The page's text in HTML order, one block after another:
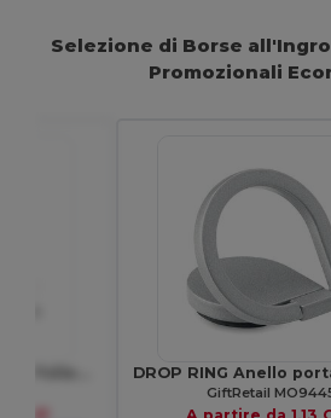
Selezione di Borse
Promozionali
GiftRetail